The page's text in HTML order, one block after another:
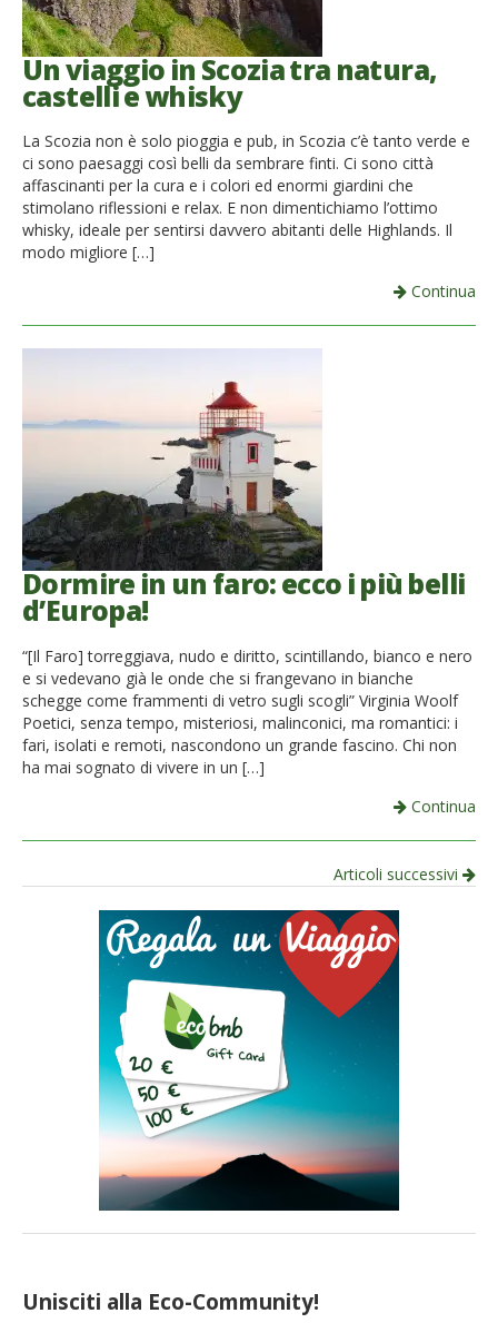
Un viaggio in Scozia tra natura,
castelli e whisky
La Scozia non è solo pioggia e pub, in Scozia c’è tanto verde e
ci sono paesaggi così belli da sembrare finti. Ci sono città
affascinanti per la cura e i colori ed enormi giardini che
stimolano riflessioni e relax. E non dimentichiamo l’ottimo
whisky, ideale per sentirsi davvero abitanti delle Highlands. Il
modo migliore […]
Continua
Dormire in un faro: ecco i più belli
d’Europa!
“[Il Faro] torreggiava, nudo e diritto, scintillando, bianco e nero
e si vedevano già le onde che si frangevano in bianche
schegge come frammenti di vetro sugli scogli” Virginia Woolf
Poetici, senza tempo, misteriosi, malinconici, ma romantici: i
fari, isolati e remoti, nascondono un grande fascino. Chi non
ha mai sognato di vivere in un […]
Continua
Navigazione
articolo
Articoli successivi
Unisciti alla Eco-Community!